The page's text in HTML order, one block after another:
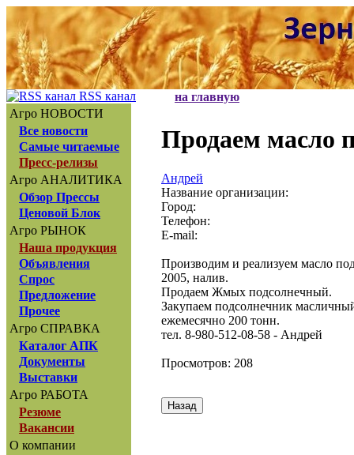
RSS канал
Агро НОВОСТИ
Все новости
Самые читаемые
Пресс-релизы
Агро АНАЛИТИКА
Обзор Прессы
Ценовой Блок
Агро РЫНОК
Наша продукция
Объявления
Спрос
Предложение
Прочее
Агро СПРАВКА
Каталог АПК
Документы
Выставки
Агро РАБОТА
Резюме
Вакансии
О компании
на главную
Продаем масло
Андрей
Название организации:
Город:
Телефон:
E-mail:
Производим и реализуем масло
2005, налив.
Продаем Жмых подсолнечный.
Закупаем подсолнечник
ежемесячно 200 тонн.
тел. 8-980-512-08-58 - Андрей
Просмотров: 208